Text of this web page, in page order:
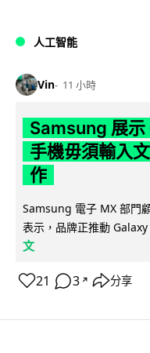
人工智能
Vin 11 小時
Samsung 展
手機毋須輸入
作
Samsung 電子 MX 部門
表示，品牌正推動
文
21 3 ↗ 分享